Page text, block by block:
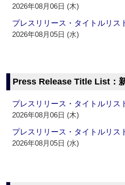
2026年08月06日 (木)
プレスリリース・タイトルリ
2026年08月05日 (水)
Press Release Title List：
プレスリリース・タイトルリ
2026年08月06日 (木)
プレスリリース・タイトルリ
2026年08月05日 (水)